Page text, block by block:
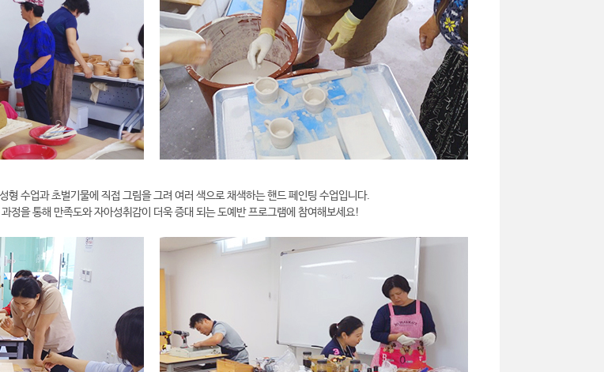
형 수업과 초벌기물에 직접 그림을 그려 여러 색으로 채색하는 핸드 페인팅 수업입니다.
을 통해 만족도와 자아성취감이 더욱 증대 되는 도예반 프로그램에 참여해보세요!